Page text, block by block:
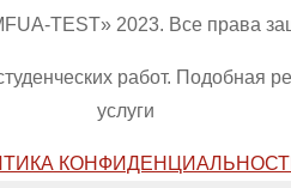
TEST» 2023. Все права
работ. Подобная
услуги